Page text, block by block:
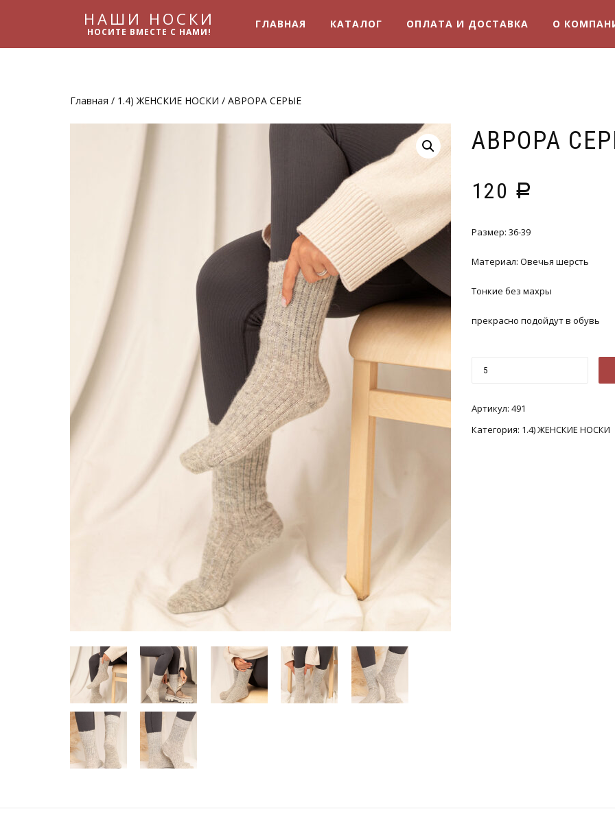
НАШИ НОСКИ
НОСИТЕ ВМЕСТЕ С НАМИ!
ГЛАВНАЯ КАТАЛОГ ОПЛАТА И ДОСТАВКА О
Главная / 1.4) ЖЕНСКИЕ НОСКИ / АВРОРА СЕРЫЕ
АВРОРА
120 Р
Размер: 36-39
Материал: Овечья шерсть
Тонкие без махры
прекрасно подойдут в обувь
Артикул: 491
Категория: 1.4) ЖЕНСКИЕ НОСКИ